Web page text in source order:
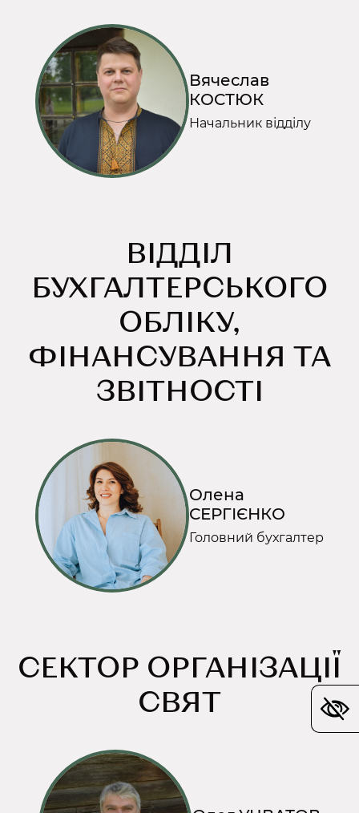
Вячеслав
КОСТЮК
Начальник відділу
ВІДДІЛ
БУХГАЛТЕРСЬКОГО
ОБЛІКУ,
ФІНАНСУВАННЯ ТА
ЗВІТНОСТІ
Олена
СЕРГІЄНКО
Головний бухгалтер
СЕКТОР ОРГАНІЗАЦІЇ
СВЯТ